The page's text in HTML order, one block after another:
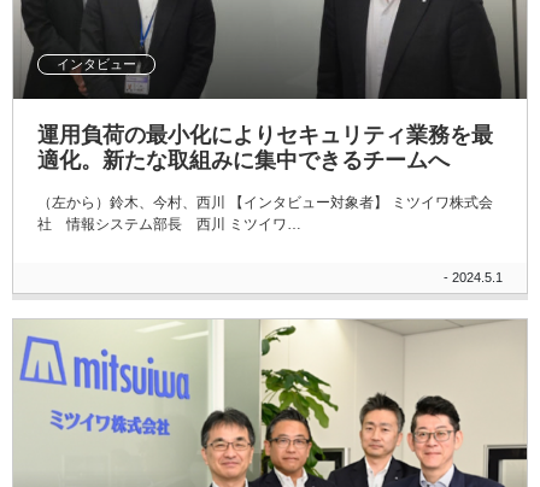
インタビュー
運用負荷の最小化によりセキュリティ業務を最
適化。新たな取組みに集中できるチームへ
（左から）鈴木、今村、西川 【インタビュー対象者】 ミツイワ株式会
社 情報システム部長 西川 ミツイワ…
- 2024.5.1